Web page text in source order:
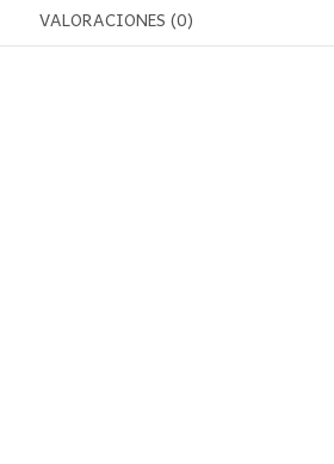
VALORACIONES (0)